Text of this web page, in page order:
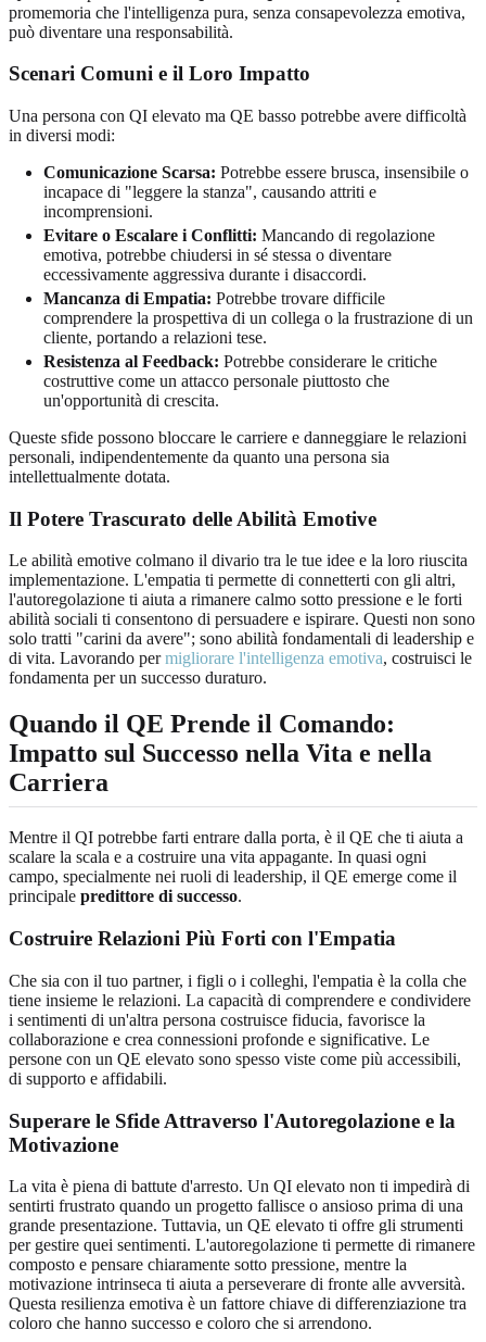
promemoria che l'intelligenza pura, senza consapevolezza emotiva,
può diventare una responsabilità.
Scenari Comuni e il Loro Impatto
Una persona con QI elevato ma QE basso potrebbe avere difficoltà
in diversi modi:
Comunicazione Scarsa: Potrebbe essere brusca, insensibile o
incapace di "leggere la stanza", causando attriti e
incomprensioni.
Evitare o Escalare i Conflitti: Mancando di regolazione
emotiva, potrebbe chiudersi in sé stessa o diventare
eccessivamente aggressiva durante i disaccordi.
Mancanza di Empatia: Potrebbe trovare difficile
comprendere la prospettiva di un collega o la frustrazione di un
cliente, portando a relazioni tese.
Resistenza al Feedback: Potrebbe considerare le critiche
costruttive come un attacco personale piuttosto che
un'opportunità di crescita.
Queste sfide possono bloccare le carriere e danneggiare le relazioni
personali, indipendentemente da quanto una persona sia
intellettualmente dotata.
Il Potere Trascurato delle Abilità Emotive
Le abilità emotive colmano il divario tra le tue idee e la loro riuscita
implementazione. L'empatia ti permette di connetterti con gli altri,
l'autoregolazione ti aiuta a rimanere calmo sotto pressione e le forti
abilità sociali ti consentono di persuadere e ispirare. Questi non sono
solo tratti "carini da avere"; sono abilità fondamentali di leadership e
di vita. Lavorando permigliorare l'intelligenza emotiva, costruisci le
fondamenta per un successo duraturo.
Quando il QE Prende il Comando:
Impatto sul Successo nella Vita e nella
Carriera
Mentre il QI potrebbe farti entrare dalla porta, è il QE che ti aiuta a
scalare la scala e a costruire una vita appagante. In quasi ogni
campo, specialmente nei ruoli di leadership, il QE emerge come il
principale predittore di successo.
Costruire Relazioni Più Forti con l'Empatia
Che sia con il tuo partner, i figli o i colleghi, l'empatia è la colla che
tiene insieme le relazioni. La capacità di comprendere e condividere
i sentimenti di un'altra persona costruisce fiducia, favorisce la
collaborazione e crea connessioni profonde e significative. Le
persone con un QE elevato sono spesso viste come più accessibili,
di supporto e affidabili.
Superare le Sfide Attraverso l'Autoregolazione e la
Motivazione
La vita è piena di battute d'arresto. Un QI elevato non ti impedirà di
sentirti frustrato quando un progetto fallisce o ansioso prima di una
grande presentazione. Tuttavia, un QE elevato ti offre gli strumenti
per gestire quei sentimenti. L'autoregolazione ti permette di rimanere
composto e pensare chiaramente sotto pressione, mentre la
motivazione intrinseca ti aiuta a perseverare di fronte alle avversità.
Questa resilienza emotiva è un fattore chiave di differenziazione tra
coloro che hanno successo e coloro che si arrendono.